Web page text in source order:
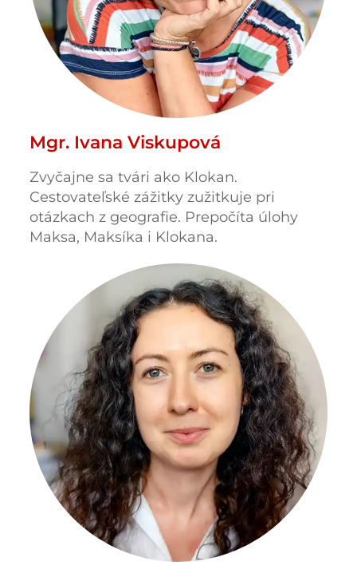
Mgr. Ivana Viskupová
Zvyčajne sa tvári ako Klokan.
Cestovateľské zážitky zužitkuje pri
otázkach z geografie. Prepočíta úlohy
Maksa, Maksíka i Klokana.